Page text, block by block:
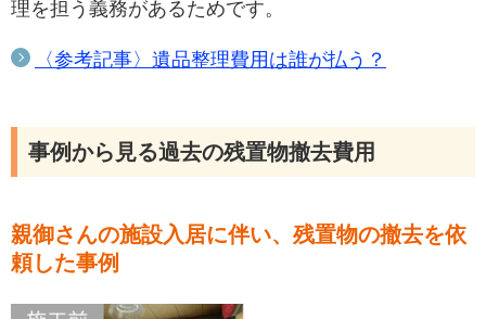
理を担う義務があるためです。
〈参考記事〉 遺品整理費用は誰が払う？
事例から見る過去の残置物撤去費用
親御さんの施設入居に伴い、残置物の撤去を依
頼した事例